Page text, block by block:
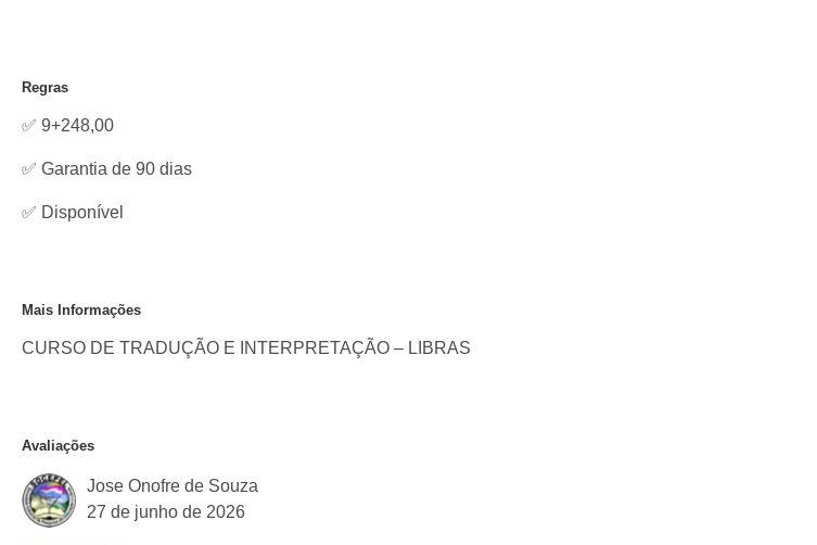
Regras
✅ 9+248,00
✅ Garantia de 90 dias
✅ Disponível
Mais Informações
CURSO DE TRADUÇÃO E INTERPRETAÇÃO – LIBRAS
Avaliações
Jose Onofre de Souza
27 de junho de 2026